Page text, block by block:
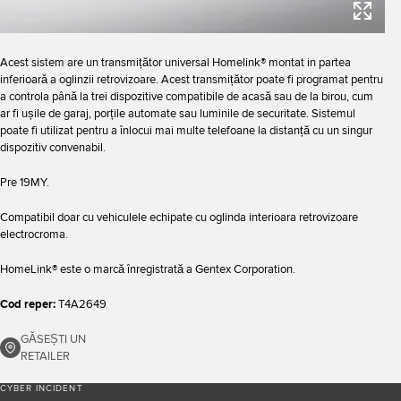
Acest sistem are un transmițător universal Homelink® montat in partea
inferioară a oglinzii retrovizoare. Acest transmițător poate fi programat pentru
a controla până la trei dispozitive compatibile de acasă sau de la birou, cum
ar fi ușile de garaj, porțile automate sau luminile de securitate. Sistemul
poate fi utilizat pentru a înlocui mai multe telefoane la distanță cu un singur
dispozitiv convenabil.
Pre 19MY.
Compatibil doar cu vehiculele echipate cu oglinda interioara retrovizoare
electrocroma.
HomeLink® este o marcă înregistrată a Gentex Corporation.
Cod reper:T4A2649
GĂSEȘTI UN
RETAILER
CYBER INCIDENT